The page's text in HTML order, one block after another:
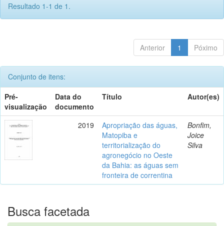
Resultado 1-1 de 1.
Anterior 1 Póximo
Conjunto de itens:
Pré-
visualização
Data do
documento
Título Autor(es)
2019
Apropriação das águas,
Matopiba e
territorialização do
agronegócio no Oeste
da Bahia: as águas sem
fronteira de correntina
Bonfim,
Joice
Silva
Busca facetada